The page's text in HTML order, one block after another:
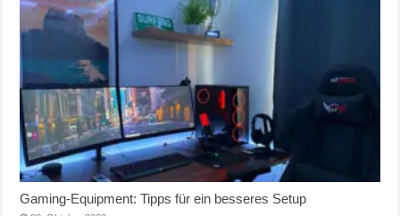
Gaming-Equipment: Tipps für ein besseres Setup